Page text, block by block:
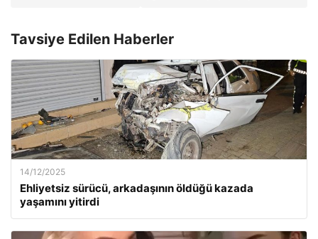
Tavsiye Edilen Haberler
14/12/2025
Ehliyetsiz sürücü, arkadaşının öldüğü kazada
yaşamını yitirdi